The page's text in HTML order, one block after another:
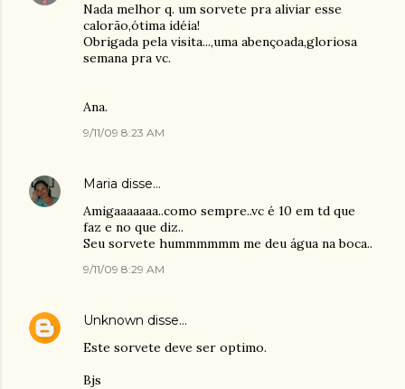
Nada melhor q. um sorvete pra aliviar esse
calorão,ótima idéia!
Obrigada pela visita...,uma abençoada,gloriosa
semana pra vc.
Ana.
9/11/09 8:23 AM
Maria disse…
Amigaaaaaaa..como sempre..vc é 10 em td que
faz e no que diz..
Seu sorvete hummmmmm me deu água na boca..
9/11/09 8:29 AM
Unknown disse…
Este sorvete deve ser optimo.
Bjs